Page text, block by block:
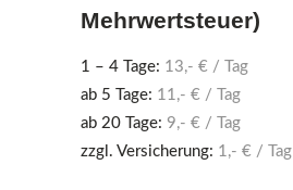
Mehrwertsteuer)
1 – 4 Tage: 13,- € / Tag
ab 5 Tage: 11,- € / Tag
ab 20 Tage: 9,- € / Tag
zzgl. Versicherung: 1,- € / Tag